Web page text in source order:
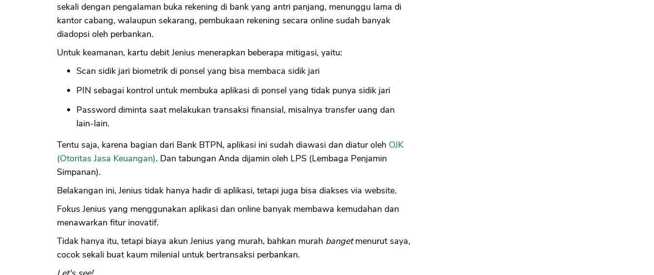
sekali dengan pengalaman buka rekening di bank yang antri panjang, menunggu lama di
kantor cabang, walaupun sekarang, pembukaan rekening secara online sudah banyak
diadopsi oleh perbankan.
Untuk keamanan, kartu debit Jenius menerapkan beberapa mitigasi, yaitu:
Scan sidik jari biometrik di ponsel yang bisa membaca sidik jari
PIN sebagai kontrol untuk membuka aplikasi di ponsel yang tidak punya sidik jari
Password diminta saat melakukan transaksi finansial, misalnya transfer uang dan
lain-lain.
Tentu saja, karena bagian dari Bank BTPN, aplikasi ini sudah diawasi dan diatur oleh OJK
(Otoritas Jasa Keuangan). Dan tabungan Anda dijamin oleh LPS (Lembaga Penjamin
Simpanan).
Belakangan ini, Jenius tidak hanya hadir di aplikasi, tetapi juga bisa diakses via website.
Fokus Jenius yang menggunakan aplikasi dan online banyak membawa kemudahan dan
menawarkan fitur inovatif.
Tidak hanya itu, tetapi biaya akun Jenius yang murah, bahkan murah bangetmenurut saya,
cocok sekali buat kaum milenial untuk bertransaksi perbankan.